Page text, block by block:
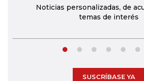
Noticias personalizadas, de
temas de interés
SUSCRÍBASE YA